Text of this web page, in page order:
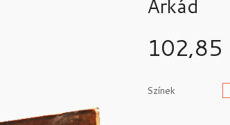
Árkád
102,85
Színek